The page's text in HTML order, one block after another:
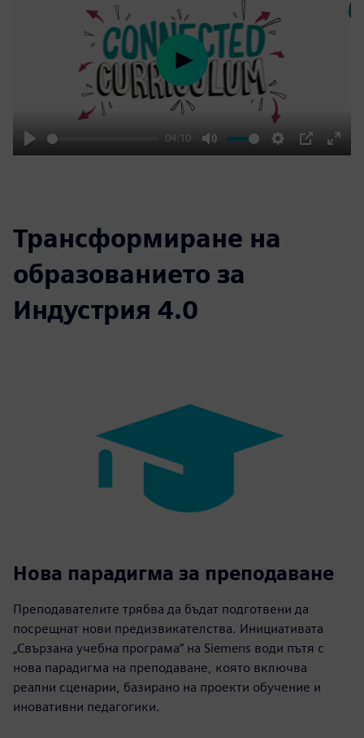
Play
04:10
Mute Settings
PIP
Enter
Play
Трансформиране на
образованието за
Индустрия 4.0
Нова парадигма за преподаване
Преподавателите трябва да бъдат подготвени да
посрещнат нови предизвикателства. Инициативата
„Свързана учебна програма“ на Siemens води пътя с
нова парадигма на преподаване, която включва
реални сценарии, базирано на проекти обучение и
иновативни педагогики.